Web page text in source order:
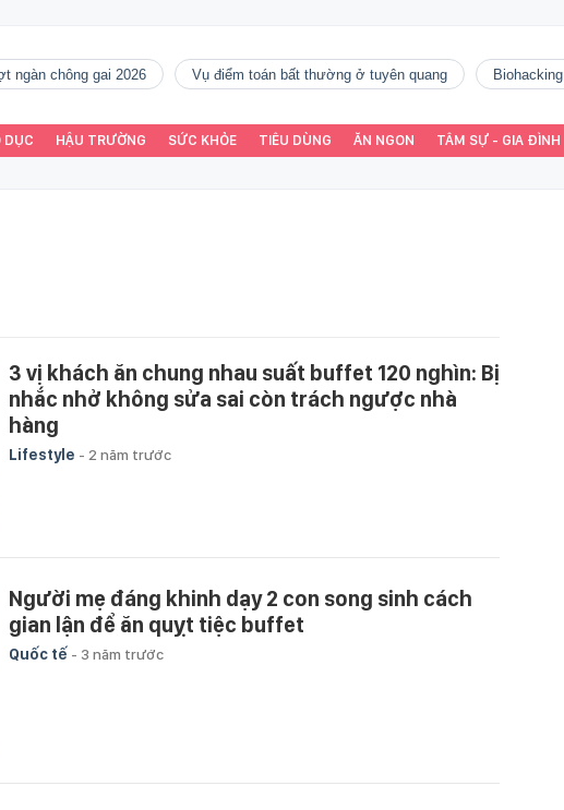
ngàn chông gai 2026 vụ điểm toán bất thường ở tuyên quang Biohacking
DỤC HẬU TRƯỜNG SỨC KHỎE TIÊU DÙNG ĂN NGON TÂM SỰ - GIA ĐÌNH
3 vị khách ăn chung nhau suất buffet 120 nghìn: Bị
nhắc nhở không sửa sai còn trách ngược nhà
hàng
Lifestyle - 2 năm trước
Người mẹ đáng khinh dạy 2 con song sinh cách
gian lận để ăn quỵt tiệc buffet
Quốc tế - 3 năm trước